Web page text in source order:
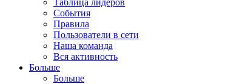
События
Правила
Пользователи в сети
Наша команда
Вся активность
Больше
Больше